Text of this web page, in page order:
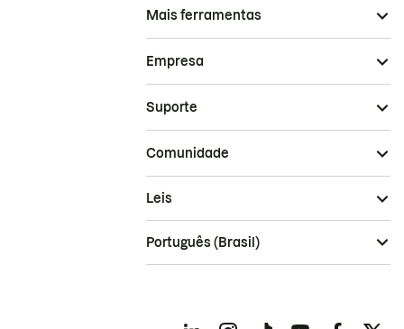
Mais ferramentas
Empresa
Suporte
Comunidade
Leis
Português (Brasil)